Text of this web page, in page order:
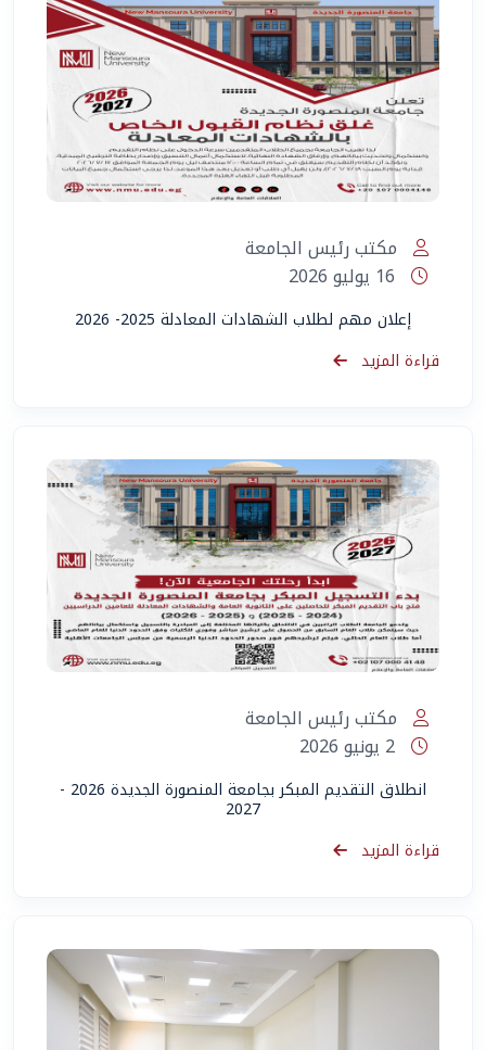
مكتب رئيس الجامعة
إعلان مهم لطلاب الشهادات المعادلة 2025- 2026
قراءة المزيد
مكتب رئيس الجامعة
انطلاق التقديم المبكر بجامعة المنصورة الجديدة 2026 -
2027
قراءة المزيد